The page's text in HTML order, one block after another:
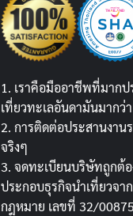
1. เราคือมืออาชีพที่มาก
เที่ยวทะเลอันดามันมากว่
2. การติดต่อประสานงาน
จริงๆ
3. จดทะเบียนบริษัทถูกต้
ประกอบธุรกิจนำเที่ยวจา
กฎหมาย เลขที่ 32/00875